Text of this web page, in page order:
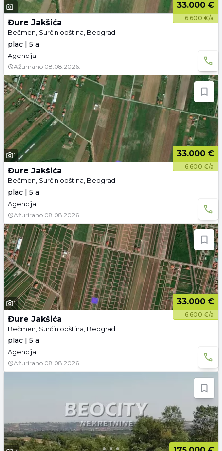
1 33.000 €
6.600 €/a
Đure Jakšića
Bečmen, Surčin opština, Beograd
plac | 5 a
Agencija
Ažurirano 08.08.2026.
1 33.000 €
6.600 €/a
Đure Jakšića
Bečmen, Surčin opština, Beograd
plac | 5 a
Agencija
Ažurirano 08.08.2026.
1 33.000 €
6.600 €/a
Đure Jakšića
Bečmen, Surčin opština, Beograd
plac | 5 a
Agencija
Ažurirano 08.08.2026.